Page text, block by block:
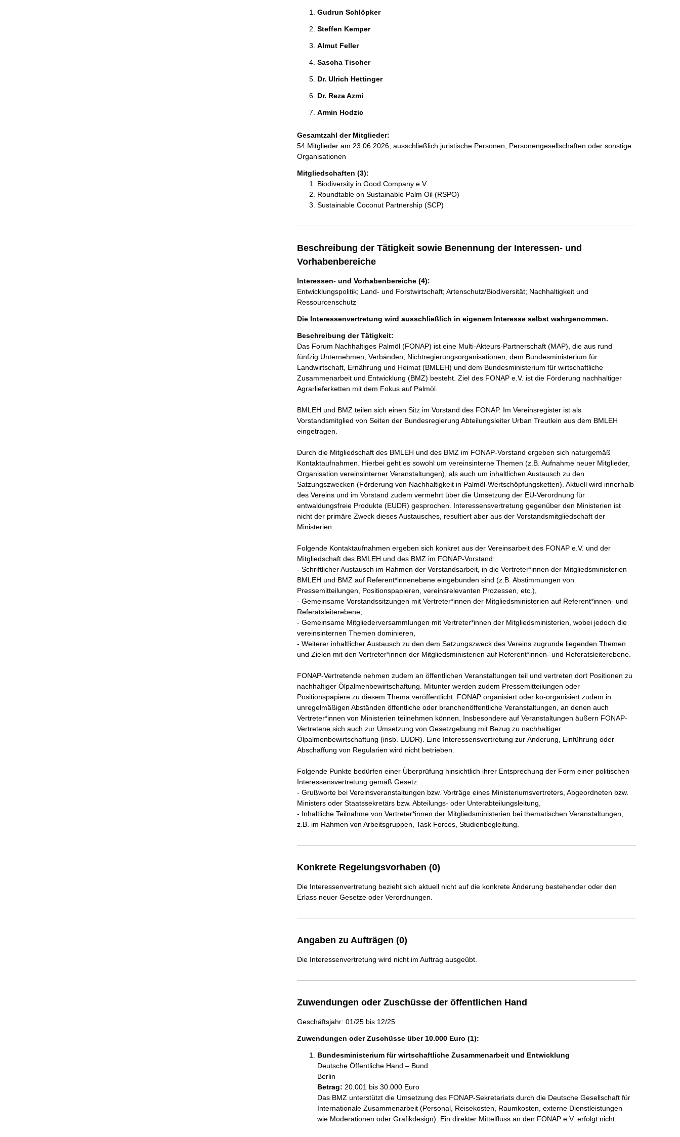
Gudrun Schlöpker
Steffen Kemper
Almut Feller
Sascha Tischer
Dr. Ulrich Hettinger
Dr. Reza Azmi
Armin Hodzic
Gesamtzahl der Mitglieder:
54 Mitglieder am 23.06.2026, ausschließlich juristische Personen, Personengesellschaften oder sonstige
Organisationen
Mitgliedschaften (3):
Biodiversity in Good Company e.V.
Roundtable on Sustainable Palm Oil (RSPO)
Sustainable Coconut Partnership (SCP)
Beschreibung der Tätigkeit sowie Benennung der Interessen- und
Vorhabenbereiche
Interessen- und Vorhabenbereiche (4):
Entwicklungspolitik; Land- und Forstwirtschaft; Artenschutz/Biodiversität; Nachhaltigkeit und
Ressourcenschutz
Die Interessenvertretung wird ausschließlich in eigenem Interesse selbst wahrgenommen.
Beschreibung der Tätigkeit:
Das Forum Nachhaltiges Palmöl (FONAP) ist eine Multi-Akteurs-Partnerschaft (MAP), die aus rund
fünfzig Unternehmen, Verbänden, Nichtregierungsorganisationen, dem Bundesministerium für
Landwirtschaft, Ernährung und Heimat (BMLEH) und dem Bundesministerium für wirtschaftliche
Zusammenarbeit und Entwicklung (BMZ) besteht. Ziel des FONAP e.V. ist die Förderung nachhaltiger
Agrarlieferketten mit dem Fokus auf Palmöl.
BMLEH und BMZ teilen sich einen Sitz im Vorstand des FONAP. Im Vereinsregister ist als
Vorstandsmitglied von Seiten der Bundesregierung Abteilungsleiter Urban Treutlein aus dem BMLEH
eingetragen.
Durch die Mitgliedschaft des BMLEH und des BMZ im FONAP-Vorstand ergeben sich naturgemäß
Kontaktaufnahmen. Hierbei geht es sowohl um vereinsinterne Themen (z.B. Aufnahme neuer Mitglieder,
Organisation vereinsinterner Veranstaltungen), als auch um inhaltlichen Austausch zu den
Satzungszwecken (Förderung von Nachhaltigkeit in Palmöl-Wertschöpfungsketten). Aktuell wird innerhalb
des Vereins und im Vorstand zudem vermehrt über die Umsetzung der EU-Verordnung für
entwaldungsfreie Produkte (EUDR) gesprochen. Interessensvertretung gegenüber den Ministerien ist
nicht der primäre Zweck dieses Austausches, resultiert aber aus der Vorstandsmitgliedschaft der
Ministerien.
Folgende Kontaktaufnahmen ergeben sich konkret aus der Vereinsarbeit des FONAP e.V. und der
Mitgliedschaft des BMLEH und des BMZ im FONAP-Vorstand:
- Schriftlicher Austausch im Rahmen der Vorstandsarbeit, in die Vertreter*innen der Mitgliedsministerien
BMLEH und BMZ auf Referent*innenebene eingebunden sind (z.B. Abstimmungen von
Pressemitteilungen, Positionspapieren, vereinsrelevanten Prozessen, etc.),
- Gemeinsame Vorstandssitzungen mit Vertreter*innen der Mitgliedsministerien auf Referent*innen- und
Referatsleiterebene,
- Gemeinsame Mitgliederversammlungen mit Vertreter*innen der Mitgliedsministerien, wobei jedoch die
vereinsinternen Themen dominieren,
- Weiterer inhaltlicher Austausch zu den dem Satzungszweck des Vereins zugrunde liegenden Themen
und Zielen mit den Vertreter*innen der Mitgliedsministerien auf Referent*innen- und Referatsleiterebene.
FONAP-Vertretende nehmen zudem an öffentlichen Veranstaltungen teil und vertreten dort Positionen zu
nachhaltiger Ölpalmenbewirtschaftung. Mitunter werden zudem Pressemitteilungen oder
Positionspapiere zu diesem Thema veröffentlicht. FONAP organisiert oder ko-organisiert zudem in
unregelmäßigen Abständen öffentliche oder branchenöffentliche Veranstaltungen, an denen auch
Vertreter*innen von Ministerien teilnehmen können. Insbesondere auf Veranstaltungen äußern FONAP-
Vertretene sich auch zur Umsetzung von Gesetzgebung mit Bezug zu nachhaltiger
Ölpalmenbewirtschaftung (insb. EUDR). Eine Interessensvertretung zur Änderung, Einführung oder
Abschaffung von Regularien wird nicht betrieben.
Folgende Punkte bedürfen einer Überprüfung hinsichtlich ihrer Entsprechung der Form einer politischen
Interessensvertretung gemäß Gesetz:
- Grußworte bei Vereinsveranstaltungen bzw. Vorträge eines Ministeriumsvertreters, Abgeordneten bzw.
Ministers oder Staatssekretärs bzw. Abteilungs- oder Unterabteilungsleitung,
- Inhaltliche Teilnahme von Vertreter*innen der Mitgliedsministerien bei thematischen Veranstaltungen,
z.B. im Rahmen von Arbeitsgruppen, Task Forces, Studienbegleitung.
Konkrete Regelungsvorhaben (0)
Die Interessenvertretung bezieht sich aktuell nicht auf die konkrete Änderung bestehender oder den
Erlass neuer Gesetze oder Verordnungen.
Angaben zu Aufträgen (0)
Die Interessenvertretung wird nicht im Auftrag ausgeübt.
Zuwendungen oder Zuschüsse der öffentlichen Hand
Geschäftsjahr: 01/25 bis 12/25
Zuwendungen oder Zuschüsse über 10.000 Euro (1):
Bundesministerium für wirtschaftliche Zusammenarbeit und Entwicklung
Deutsche Öffentliche Hand – Bund
Berlin
Betrag: 20.001 bis 30.000 Euro
Das BMZ unterstützt die Umsetzung des FONAP-Sekretariats durch die Deutsche Gesellschaft für
Internationale Zusammenarbeit (Personal, Reisekosten, Raumkosten, externe Dienstleistungen
wie Moderationen oder Grafikdesign). Ein direkter Mittelfluss an den FONAP e.V. erfolgt nicht.